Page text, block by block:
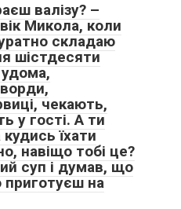
валізу? –
Микола, коли
складаю
шістдесяти
чекають,
у гості. А ти
їхати
навіщо тобі це?
суп і думав, що
на